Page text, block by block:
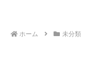
ホーム 未分類